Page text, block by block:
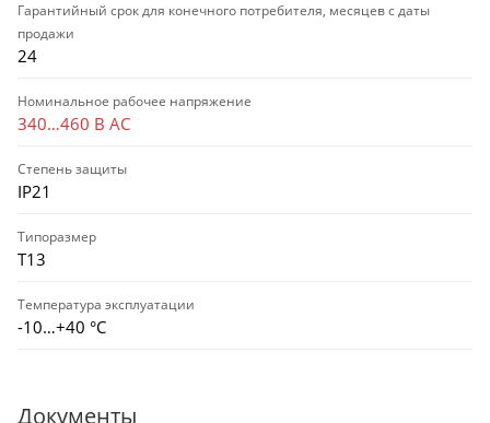
Гарантийный срок для конечного потребителя, месяцев с даты
продажи
24
Номинальное рабочее напряжение
340…460 В AC
Степень защиты
IP21
Типоразмер
T13
Температура эксплуатации
-10…+40 °С
Документы